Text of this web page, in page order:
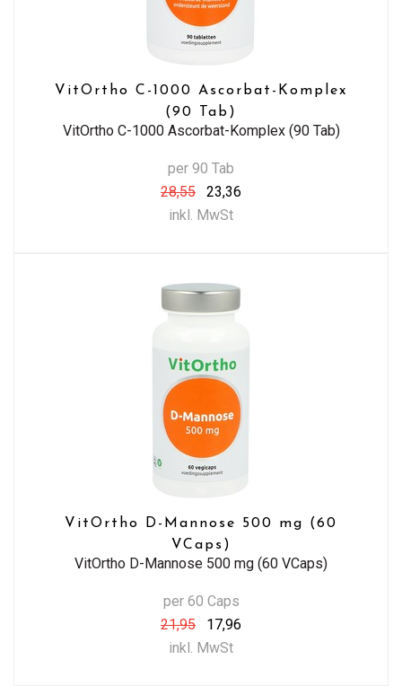
VitOrtho C-1000 Ascorbat-Komplex
(90 Tab)
VitOrtho C-1000 Ascorbat-Komplex (90 Tab)
per 90 Tab
28,55
23,36
inkl. MwSt
VitOrtho D-Mannose 500 mg (60
VCaps)
VitOrtho D-Mannose 500 mg (60 VCaps)
per 60 Caps
21,95
17,96
inkl. MwSt